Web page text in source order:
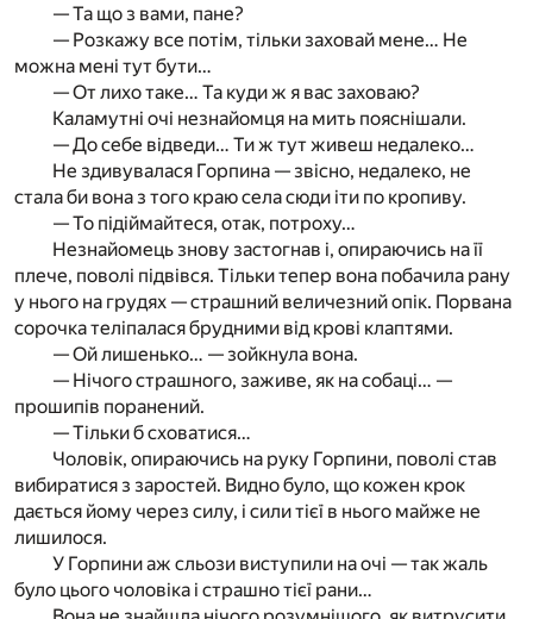
— Та що з вами, пане?
— Розкажу все потім, тільки заховай мене… Не
можна мені тут бути…
— От лихо таке… Та куди ж я вас заховаю?
Каламутні очі незнайомця на мить пояснішали.
— До себе відведи… Ти ж тут живеш недалеко…
Не здивувалася Горпина — звісно, недалеко, не
стала би вона з того краю села сюди іти по кропиву.
— То підіймайтеся, отак, потроху…
Незнайомець знову застогнав і, опираючись на її
плече, поволі підвівся. Тільки тепер вона побачила рану
у нього на грудях — страшний величезний опік. Порвана
сорочка теліпалася брудними від крові клаптями.
— Ой лишенько… — зойкнула вона.
— Нічого страшного, заживе, як на собаці… —
прошипів поранений.
— Тільки б сховатися…
Чоловік, опираючись на руку Горпини, поволі став
вибиратися з заростей. Видно було, що кожен крок
дається йому через силу, і сили тієї в нього майже не
лишилося.
У Горпини аж сльози виступили на очі — так жаль
було цього чоловіка і страшно тієї рани…